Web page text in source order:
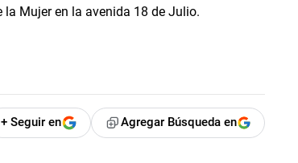
+ Seguir en Agregar Búsqueda en